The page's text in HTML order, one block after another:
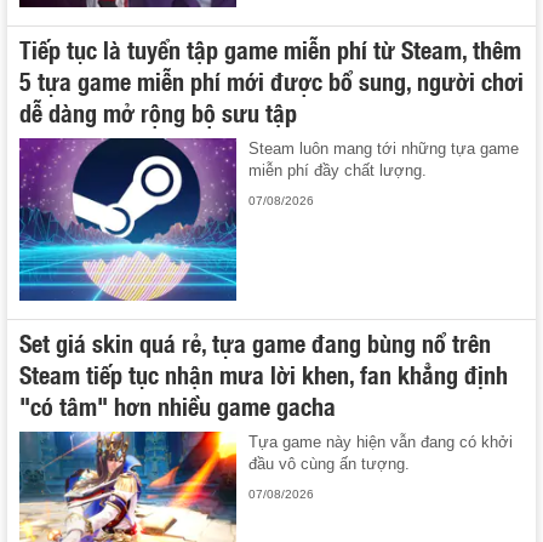
Tiếp tục là tuyển tập game miễn phí từ Steam, thêm
5 tựa game miễn phí mới được bổ sung, người chơi
dễ dàng mở rộng bộ sưu tập
Steam luôn mang tới những tựa game
miễn phí đầy chất lượng.
07/08/2026
Set giá skin quá rẻ, tựa game đang bùng nổ trên
Steam tiếp tục nhận mưa lời khen, fan khẳng định
"có tâm" hơn nhiều game gacha
Tựa game này hiện vẫn đang có khởi
đầu vô cùng ấn tượng.
07/08/2026